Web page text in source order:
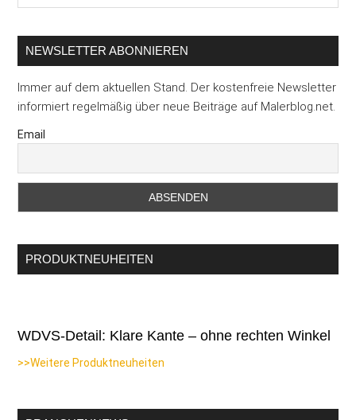
NEWSLETTER ABONNIEREN
Immer auf dem aktuellen Stand. Der kostenfreie Newsletter
informiert regelmäßig über neue Beiträge auf Malerblog.net.
Email
PRODUKTNEUHEITEN
WDVS-Detail: Klare Kante – ohne rechten Winkel
>>Weitere Produktneuheiten